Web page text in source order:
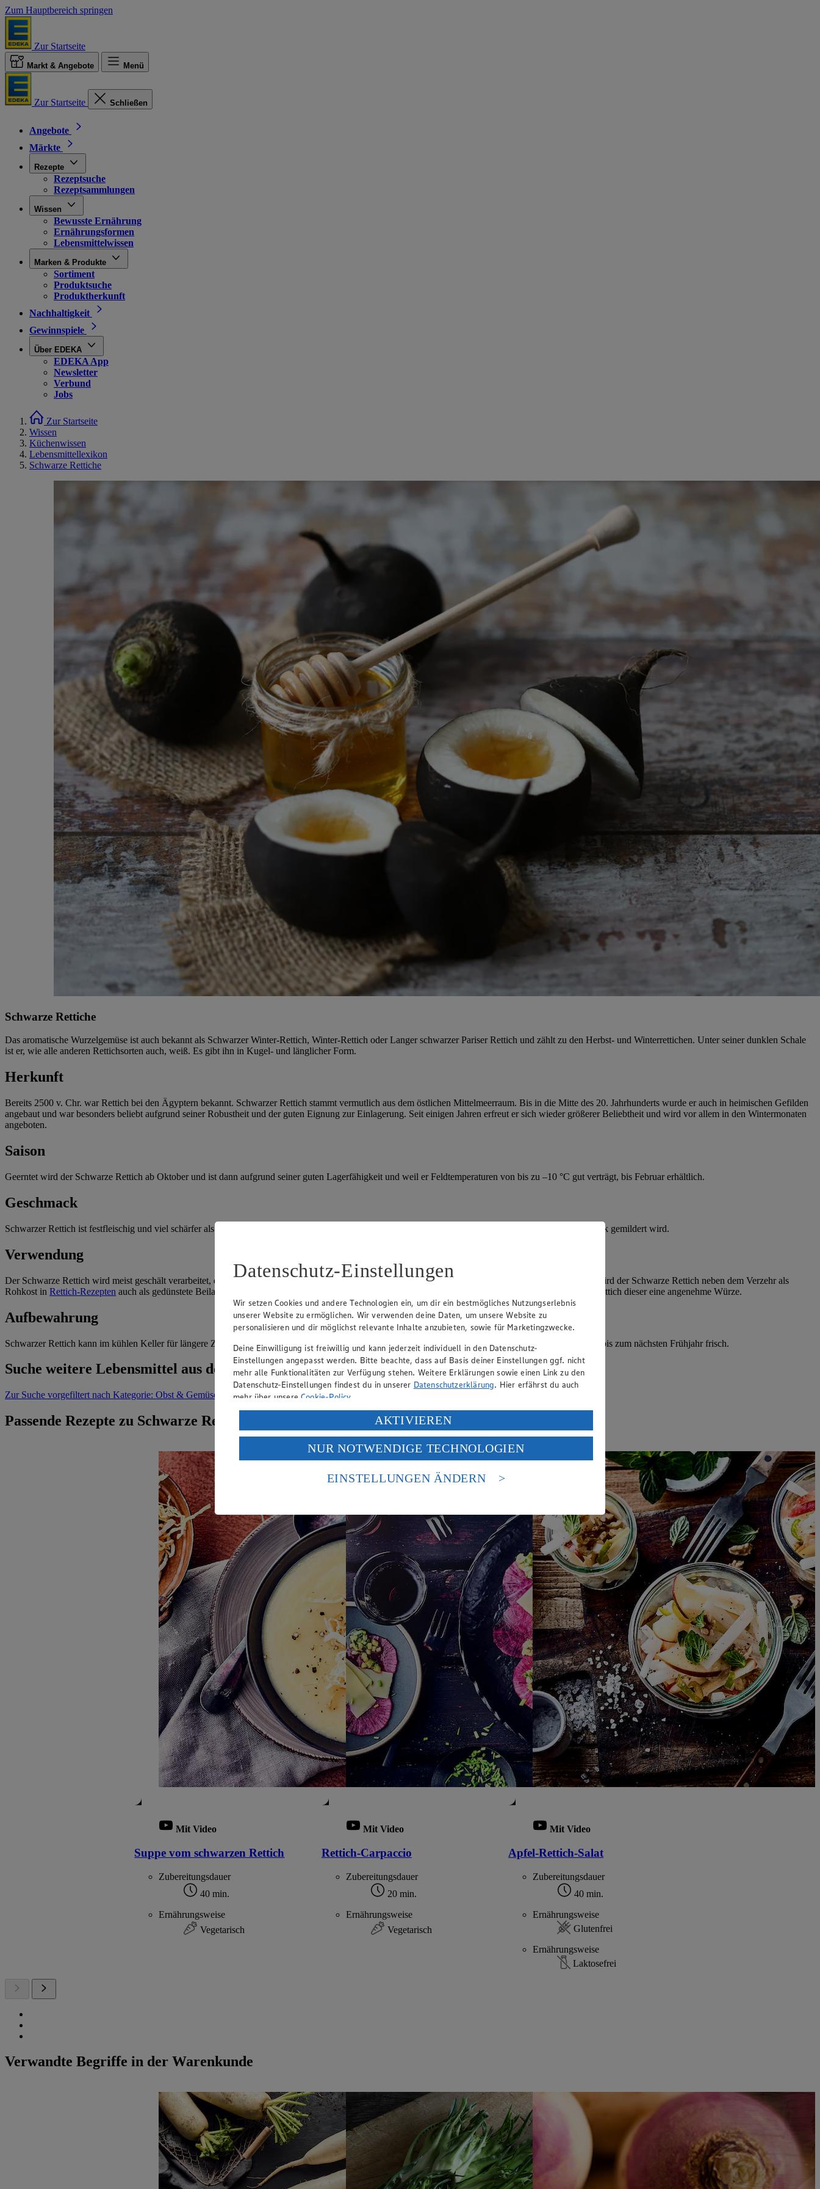
Zum Hauptbereich springen
Zur Startseite
Markt & Angebote Menü
Zur Startseite Schließen
Angebote
Märkte
Rezepte
Rezeptsuche
Rezeptsammlungen
Wissen
Bewusste Ernährung
Ernährungsformen
Lebensmittelwissen
Marken & Produkte
Sortiment
Produktsuche
Produktherkunft
Nachhaltigkeit
Gewinnspiele
Über EDEKA
EDEKA App
Newsletter
Verbund
Jobs
Zur Startseite
Wissen
Küchenwissen
Lebensmittellexikon
Schwarze Rettiche
Schwarze Rettiche
Das aromatische Wurzelgemüse ist auch bekannt als Schwarzer Winter-Rettich, Winter-Rettich oder Langer schwarzer Pariser Rettich und zählt zu den Herbst- und Winterrettichen. Unter seiner dunklen Schale
ist er, wie alle anderen Rettichsorten auch, weiß. Es gibt ihn in Kugel- und länglicher Form.
Herkunft
Bereits 2500 v. Chr. war Rettich bei den Ägyptern bekannt. Schwarzer Rettich stammt vermutlich aus dem östlichen Mittelmeerraum. Bis in die Mitte des 20. Jahrhunderts wurde er auch in heimischen Gefilden
angebaut und war besonders beliebt aufgrund seiner Robustheit und der guten Eignung zur Einlagerung. Seit einigen Jahren erfreut er sich wieder größerer Beliebtheit und wird vor allem in den Wintermonaten
angeboten.
Saison
Geerntet wird der Schwarze Rettich ab Oktober und ist dann aufgrund seiner guten Lagerfähigkeit und weil er Feldtemperaturen von bis zu –10 °C gut verträgt, bis Februar erhältlich.
Geschmack
Schwarzer Rettich ist festfleischig und viel schärfer als weißer Rettich. Daher wird er häufig gekocht serviert, damit der scharfe, leicht brennende Geschmack gemildert wird.
Verwendung
Der Schwarze Rettich wird meist geschält verarbeitet, da die Schale recht fest ist. Aufgrund der beißenden Schärfe und der festen Konsistenz des Fleischs wird der Schwarze Rettich neben dem Verzehr als
Rohkost in Rettich-Rezepten auch als gedünstete Beilage zu Fleisch zubereitet. In einer Suppe, Sauce oder Remoulade verarbeitet, verleiht der Schwarze Rettich dieser eine angenehme Würze.
Aufbewahrung
Schwarzer Rettich kann im kühlen Keller für längere Zeit gelagert werden. Wenn du den Rettich mit Sand bedeckst, hält er sich an einem kühlen Ort sogar bis zum nächsten Frühjahr frisch.
Suche weitere Lebensmittel aus dem Bereich „Obst & Gemüse“
Zur Suche vorgefiltert nach Kategorie: Obst & Gemüse
Passende Rezepte zu Schwarze Rettiche
Mit Video
Suppe vom schwarzen Rettich
Zubereitungsdauer
40 min.
Ernährungsweise
Vegetarisch
Mit Video
Rettich-Carpaccio
Zubereitungsdauer
20 min.
Ernährungsweise
Vegetarisch
Mit Video
Apfel-Rettich-Salat
Zubereitungsdauer
40 min.
Ernährungsweise
Glutenfrei
Ernährungsweise
Laktosefrei
Verwandte Begriffe in der Warenkunde
Datenschutz-Einstellungen
Wir setzen Cookies und andere Technologien ein, um dir ein bestmögliches Nutzungserlebnis
unserer Website zu ermöglichen. Wir verwenden deine Daten, um unsere Website zu
personalisieren und dir möglichst relevante Inhalte anzubieten, sowie für Marketingzwecke.
Deine Einwilligung ist freiwillig und kann jederzeit individuell in den Datenschutz-
Einstellungen angepasst werden. Bitte beachte, dass auf Basis deiner Einstellungen ggf. nicht
mehr alle Funktionalitäten zur Verfügung stehen. Weitere Erklärungen sowie einen Link zu den
Datenschutz-Einstellungen findest du in unserer Datenschutzerklärung. Hier erfährst du auch
mehr über unsereCookie-Policy.
Verarbeitung deiner personenbezogenen Daten in den USA durch Facebook und YouTube:
Wenn du auf „Aktivieren“ klickst, willigst du im Sinne des Art. 49 Abs. 1 Satz 1 lit. a) DSGVO
ein, dass deine Daten in den USA verarbeitet werden. Der EuGH sieht die USA als Land mit
einem nach europäischen Standards nicht angemessenen Datenschutzniveau an. Es besteht das
Risiko eines Zugriffs durch US-amerikanische Behörden.
AKTIVIEREN
NUR NOTWENDIGE TECHNOLOGIEN
EINSTELLUNGEN ÄNDERN